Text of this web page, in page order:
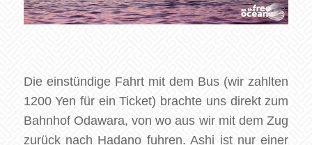
Die einstündige Fahrt mit dem Bus (wir zahlten
1200 Yen für ein Ticket) brachte uns direkt zum
Bahnhof Odawara, von wo aus wir mit dem Zug
zurück nach Hadano fuhren. Ashi ist nur einer